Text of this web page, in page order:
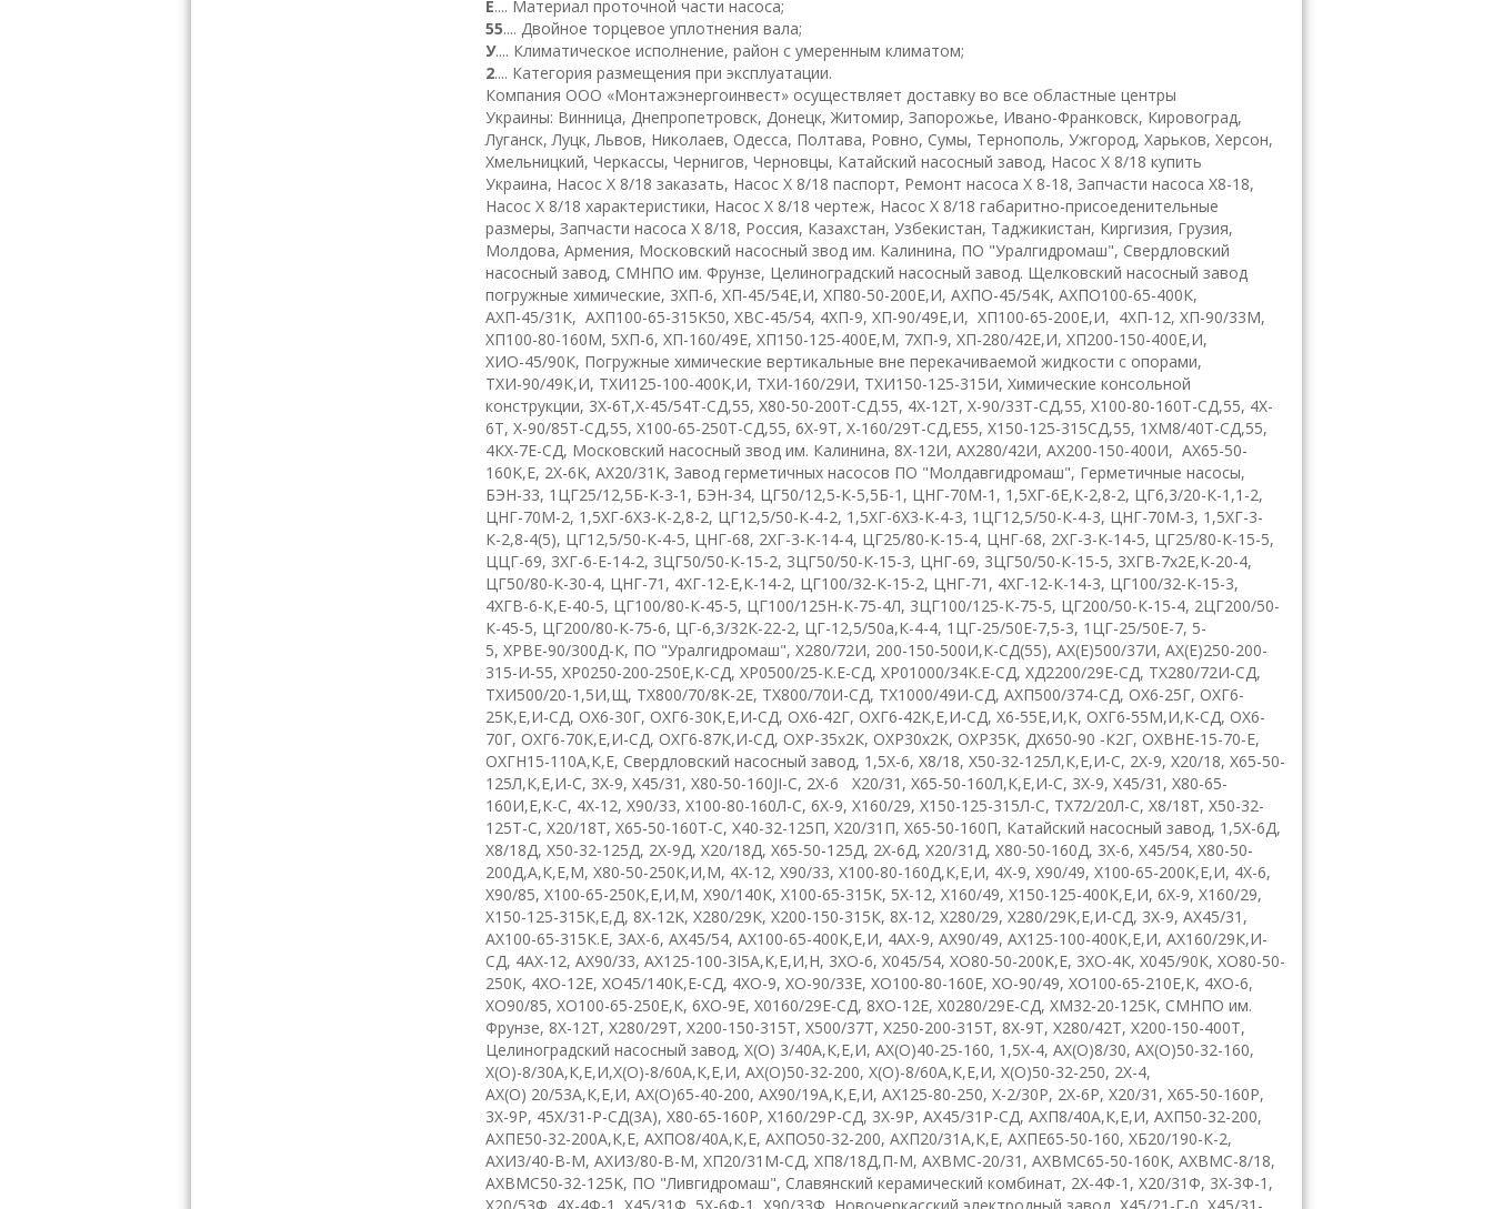
Е.... Материал проточной части насоса;
55.... Двойное торцевое уплотнения вала;
У.... Климатическое исполнение, район с умеренным климатом;
2.... Категория размещения при эксплуатации.
Компания ООО «Монтажэнергоинвест» осуществляет доставку во все областные центры
Украины: Винница, Днепропетровск, Донецк, Житомир, Запорожье, Ивано-Франковск, Кировоград,
Луганск, Луцк, Львов, Николаев, Одесса, Полтава, Ровно, Сумы, Тернополь, Ужгород, Харьков, Херсон,
Хмельницкий, Черкассы, Чернигов, Черновцы, Катайский насосный завод, Насос Х 8/18 купить
Украина, Насос Х 8/18 заказать, Насос Х 8/18 паспорт, Ремонт насоса Х 8-18, Запчасти насоса Х8-18,
Насос Х 8/18 характеристики, Насос Х 8/18 чертеж, Насос Х 8/18 габаритно-присоеденительные
размеры, Запчасти насоса Х 8/18, Россия, Казахстан, Узбекистан, Таджикистан, Киргизия, Грузия,
Молдова, Армения, Московский насосный звод им. Калинина, ПО "Уралгидромаш", Свердловский
насосный завод, СМНПО им. Фрунзе, Целиноградский насосный завод. Щелковский насосный завод
погружные химические, 3ХП-6, ХП-45/54Е,И, ХП80-50-200Е,И, АХПО-45/54К, АХПО100-65-400К,
АХП-45/31К, АХП100-65-315К50, ХВС-45/54, 4ХП-9, ХП-90/49Е,И, ХП100-65-200Е,И, 4ХП-12, ХП-90/33М,
ХП100-80-160М, 5ХП-6, ХП-160/49Е, ХП150-125-400Е,М, 7ХП-9, ХП-280/42Е,И, ХП200-150-400Е,И,
ХИО-45/90К, Погружные химические вертикальные вне перекачиваемой жидкости с опорами,
ТХИ-90/49К,И, ТХИ125-100-400К,И, ТХИ-160/29И, ТХИ150-125-315И, Химические консольной
конструкции, 3X-6T,Х-45/54Т-СД,55, Х80-50-200Т-СД.55, 4X-12T, Х-90/33Т-СД,55, Х100-80-160Т-СД,55, 4X-
6T, Х-90/85Т-СД,55, Х100-65-250Т-СД,55, 6Х-9Т, Х-160/29Т-СД,Е55, Х150-125-315СД,55, 1ХМ8/40Т-СД,55,
4КХ-7Е-СД, Московский насосный звод им. Калинина, 8Х-12И, АХ280/42И, АХ200-150-400И, AX65-50-
160K,E, 2X-6K, AX20/31 K, Завод герметичных насосов ПО "Молдавгидромаш", Герметичные насосы,
БЭН-33, 1ЦГ25/12,5Б-К-3-1 , БЭН-34, ЦГ50/12,5-К-5,5Б-1 , ЦНГ-70М-1 , 1,5ХГ-6Е,К-2,8-2, ЦГ6,3/20-К-1,1-2,
ЦНГ-70М-2, 1,5ХГ-6Х3-К-2,8-2, ЦГ12,5/50-К-4-2, 1,5ХГ-6Х3-К-4-3, 1ЦГ12,5/50-К-4-3, ЦНГ-70М-3, 1,5ХГ-3-
К-2,8-4(5), ЦГ12,5/50-К-4-5, ЦНГ-68, 2ХГ-3-К-14-4, ЦГ25/80-К-15-4, ЦНГ-68, 2ХГ-3-К-14-5, ЦГ25/80-К-15-5,
ЦЦГ-69, 3ХГ-6-Е-14-2, 3ЦГ50/50-К-15-2, 3ЦГ50/50-К-15-3, ЦНГ-69, 3ЦГ50/50-К-15-5, 3ХГВ-7х2Е,К-20-4,
ЦГ50/80-К-30-4, ЦНГ-71 , 4ХГ-12-Е,К-14-2, ЦГ100/32-К-15-2, ЦНГ-71 , 4ХГ-12-К-14-3, ЦГ100/32-К-15-3,
4ХГВ-6-К,Е-40-5, ЦГ100/80-К-45-5, ЦГ100/125Н-К-75-4Л, 3ЦГ100/125-К-75-5, ЦГ200/50-К-15-4, 2ЦГ200/50-
К-45-5, ЦГ200/80-К-75-6, ЦГ-6,3/32К-22-2, ЦГ-12,5/50а,К-4-4, 1ЦГ-25/50Е-7,5-3, 1ЦГ-25/50Е-7, 5-
5, ХРВЕ-90/300Д-К, ПО "Уралгидромаш", Х280/72И, 200-150-500И,К-СД(55), АХ(Е)500/37И, АХ(Е)250-200-
315-И-55, ХР0250-200-250Е,К-СД, ХР0500/25-К.Е-СД, ХР01000/34К.Е-СД, ХД2200/29Е-СД, ТХ280/72И-СД,
ТХИ500/20-1,5И,Щ, ТХ800/70/8К-2Е, ТХ800/70И-СД, ТХ1000/49И-СД, АХП500/374-СД, ОХ6-25Г, ОХГ6-
25К,Е,И-СД, ОХ6-30Г, ОХГ6-30К,Е,И-СД, ОX6-42Г, ОХГ6-42К,Е,И-СД, Х6-55Е,И,К, ОХГ6-55М,И,К-СД, ОХ6-
70Г, ОХГ6-70К,Е,И-СД, ОХГ6-87К,И-СД, ОХР-35х2К, ОXP30х2K, ОXP35K, ДХ650-90 -К2Г, OXВHE-15-70-E,
ОХГН15-110А,К,Е, Свердловский насосный завод, 1,5X-6, X8/18, Х50-32-125Л,К,Е,И-С, 2X-9, X20/18, Х65-50-
125Л,К,Е,И-С, 3Х-9, X45/31 , X80-50-160JI-C, 2X-6 Х20/31 , Х65-50-160Л,К,Е,И-С, 3Х-9, Х45/31 , Х80-65-
160И,Е,К-С, 4X-12, Х90/33, Х100-80-160Л-С, 6X-9, Х160/29, Х150-125-315Л-С, ТХ72/20Л-С, Х8/18Т, X50-32-
125T-C, Х20/18Т, X65-50-160T-C, Х40-32-125П, Х20/31П, Х65-50-160П, Катайский насосный завод, 1,5Х-6Д,
Х8/18Д, Х50-32-125Д, 2Х-9Д, Х20/18Д, Х65-50-125Д, 2Х-6Д, Х20/31Д, Х80-50-160Д, 3Х-6, Х45/54, Х80-50-
200Д,А,К,Е,М, Х80-50-250К,И,М, 4X-12, Х90/33, Х100-80-160Д,К,Е,И, 4X-9, Х90/49, Х100-65-200К,Е,И, 4X-6,
Х90/85, Х100-65-250К,Е,И,М, Х90/140К, Х100-65-315К, 5X-12, Х160/49, Х150-125-400К,Е,И, 6X-9, Х160/29,
Х150-125-315К,Е,Д, 8X-12K, Х280/29К, Х200-150-315К, 8X-12, Х280/29, Х280/29К,Е,И-СД, 3Х-9, АХ45/31 ,
АХ100-65-315К.Е, 3АХ-6, АХ45/54, АХ100-65-400К,Е,И, 4АХ-9, АХ90/49, АХ125-100-400К,Е,И, АХ160/29К,И-
СД, 4AX-12, АХ90/33, AX125-100-3I5A,K,E,И,Н, 3XO-6, Х045/54, XО80-50-200K,E, 3ХО-4К, Х045/90К, ХО80-50-
250К, 4XO-12E, ХО45/140К,Е-СД, 4XО-9, ХО-90/33Е, ХО100-80-160Е, ХО-90/49, ХО100-65-210Е,К, 4XО-6,
ХО90/85, ХО100-65-250Е,К, 6ХО-9Е, Х0160/29Е-СД, 8XO-12E, Х0280/29Е-СД, ХМ32-20-125К, СМНПО им.
Фрунзе, 8X-12T, Х280/29Т, Х200-150-315Т, Х500/37Т, Х250-200-315Т, 8Х-9Т, Х280/42Т, Х200-150-400Т,
Целиноградский насосный завод, Х(О) 3/40А,К,Е,И, АХ(О)40-25-160, 1,5X-4, АХ(О)8/30, АХ(О)50-32-160,
Х(О)-8/30А,К,Е,И,Х(О)-8/60А,К,Е,И, АХ(О)50-32-200, Х(О)-8/60А,К,Е,И, Х(О)50-32-250, 2X-4,
АХ(О) 20/53А,К,Е,И, АХ(О)65-40-200, АХ90/19А,К,Е,И, АХ125-80-250, Х-2/30Р, 2X-6P, Х20/31 , Х65-50-160Р,
3X-9P, 45Х/31-Р-СД(3А), Х80-65-160Р, Х160/29Р-СД, 3X-9P, АХ45/31Р-СД, АХП8/40А,К,Е,И, АХП50-32-200,
АХПЕ50-32-200А,К,Е, АХПО8/40А,К,Е, АХПО50-32-200, АХП20/31А,К,Е, АХПЕ65-50-160, ХБ20/190-К-2,
АХИ3/40-В-М, АХИ3/80-В-М, ХП20/31М-СД, ХП8/18Д,П-М, AXBMC-20/31 , AXBMC65-50-160K, AXBMC-8/18,
AXBMC50-32-125K, ПО "Ливгидромаш", Славянский керамический комбинат, 2Х-4Ф-1 , Х20/31Ф, 3Х-3Ф-1 ,